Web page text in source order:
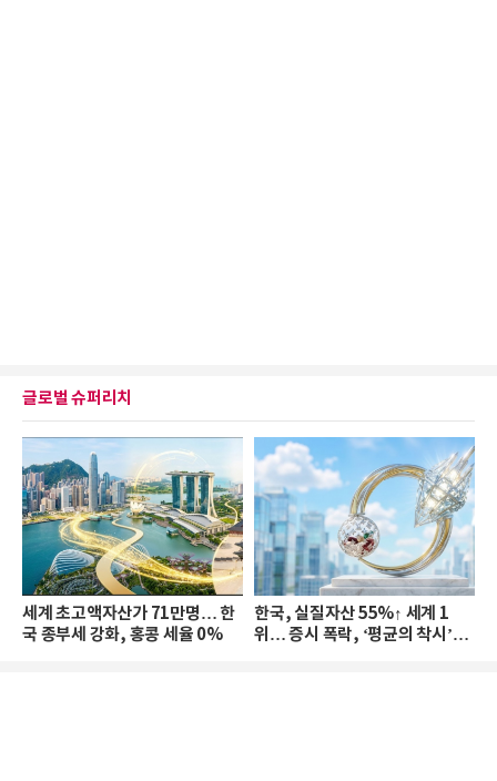
글로벌 슈퍼리치
세계 초고액자산가 71만명… 한
국 종부세 강화, 홍콩 세율 0%
한국, 실질자산 55%↑ 세계 1
위… 증시 폭락, ‘평균의 착시’와